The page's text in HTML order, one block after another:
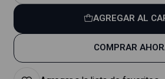
AGREGAR AL
COMPRAR